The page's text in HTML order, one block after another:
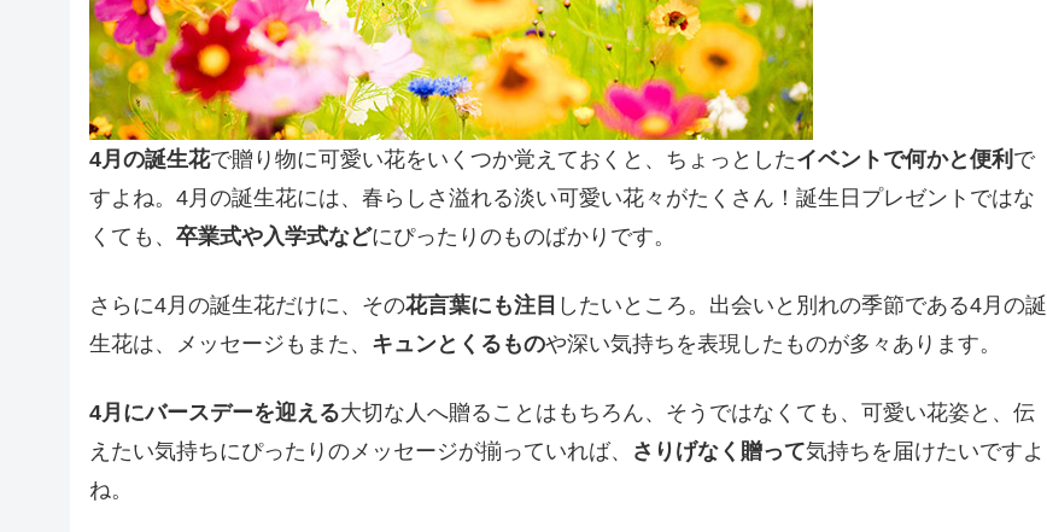
4月の誕生花で贈り物に可愛い花をいくつか覚えておくと、ちょっとしたイベントで何かと便利 で
すよね。4月の誕生花には、春らしさ溢れる淡い可愛い花々がたくさん！誕生日プレゼントではな
くても、 卒業式や入学式などにぴったりのものばかりです。
さらに4月の誕生花だけに、その花言葉にも注目 したいところ。出会いと別れの季節である4月の誕
生花は、メッセージもまた、 キュンとくるものや深い気持ちを表現したものが多々あります。
4月にバースデーを迎える大切な人へ贈ることはもちろん、そうではなくても、可愛い花姿と、伝
えたい気持ちにぴったりのメッセージが揃っていれば、 さりげなく贈って気持ちを届けたいですよ
ね。